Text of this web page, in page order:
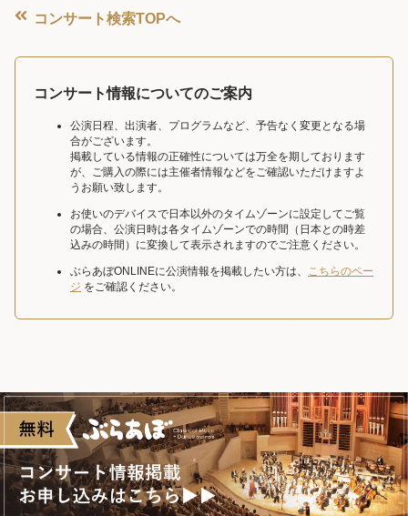
コンサート検索TOPへ
コンサート情報についてのご案内
公演日程、出演者、プログラムなど、予告なく変更となる場
合がございます。
掲載している情報の正確性については万全を期しております
が、ご購入の際には主催者情報などをご確認いただけますよ
うお願い致します。
お使いのデバイスで日本以外のタイムゾーンに設定してご覧
の場合、公演日時は各タイムゾーンでの時間（日本との時差
込みの時間）に変換して表示されますのでご注意ください。
ぶらあぼONLINEに公演情報を掲載したい方は、 こちらのペー
ジ をご確認ください。